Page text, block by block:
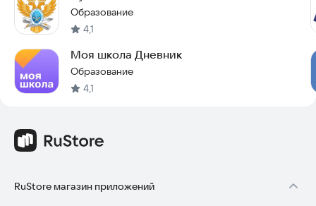
Образование
4,1
Моя школа Дневник
Образование
4,1
RuStore магазин приложений